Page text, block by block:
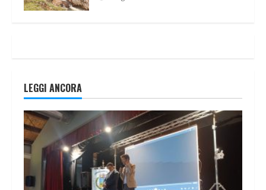
LEGGI ANCORA